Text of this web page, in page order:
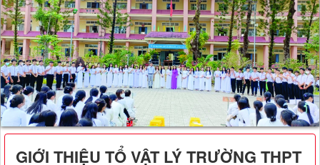
GIỚI THIỆU TỔ VẬT LÝ TRƯỜNG THPT